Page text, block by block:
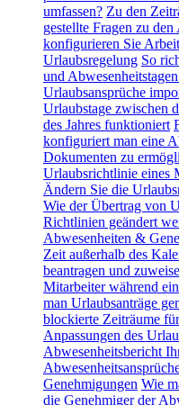
umfassen? Zu den
gestellte Fragen zu
konfigurieren Sie
Urlaubsregelung So
und
Urlaubsansprüche
Urlaubstage zwischen
des Jahres funktioniert
konfiguriert man eine
Dokumenten zu
Urlaubsrichtlinie eines
Ändern Sie die
Wie der Übertrag von
Richtlinien geändert
Abwesenheiten &
Zeit außerhalb des
beantragen und
Mitarbeiter während
man Urlaubsanträge
blockierte Zeiträume
Anpassungen des
Abwesenheitsbericht
Genehmigungen Wie
die Genehmiger der